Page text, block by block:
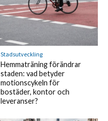
Stadsutveckling
Hemmaträning förändrar
staden: vad betyder
motionscykeln för
bostäder, kontor och
leveranser?